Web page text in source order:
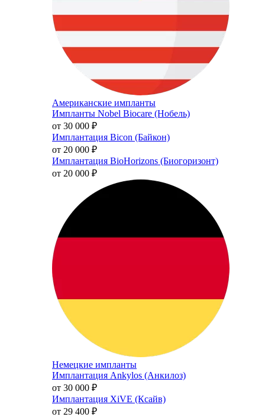
Американские импланты
Импланты Nobel Biocare (Нобель)
от 30 000 ₽
Имплантация Bicon (Байкон)
от 20 000 ₽
Имплантация BioHorizons (Биогоризонт)
от 20 000 ₽
Немецкие импланты
Имплантация Ankylos (Анкилоз)
от 30 000 ₽
Имплантация XiVE (Ксайв)
от 29 400 ₽